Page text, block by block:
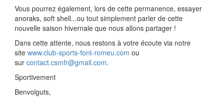
Vous pourrez également, lors de cette permanence, essayer
anoraks, soft shell...ou tout simplement parler de cette
nouvelle saison hivernale que nous allons partager !
Dans cette attente, nous restons à votre écoute via notre
site www.club-sports-font-romeu.com ou
sur contact.csmfr@gmail.com.
Sportivement
Benvolguts,